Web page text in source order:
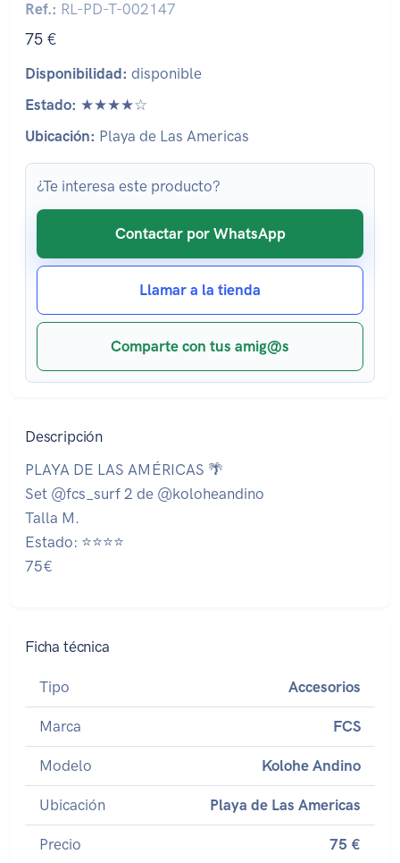
Ref.: RL-PD-T-002147
75 €
Disponibilidad: disponible
Estado: ★★★★☆
Ubicación: Playa de Las Americas
¿Te interesa este producto?
Contactar por WhatsApp
Llamar a la tienda
Comparte con tus amig@s
Descripción
PLAYA DE LAS AMÉRICAS 🌴
Set @fcs_surf 2 de @koloheandino
Talla M.
Estado: ⭐⭐⭐⭐
75€
Ficha técnica
Tipo Accesorios
Marca FCS
Modelo Kolohe Andino
Ubicación Playa de Las Americas
Precio 75 €